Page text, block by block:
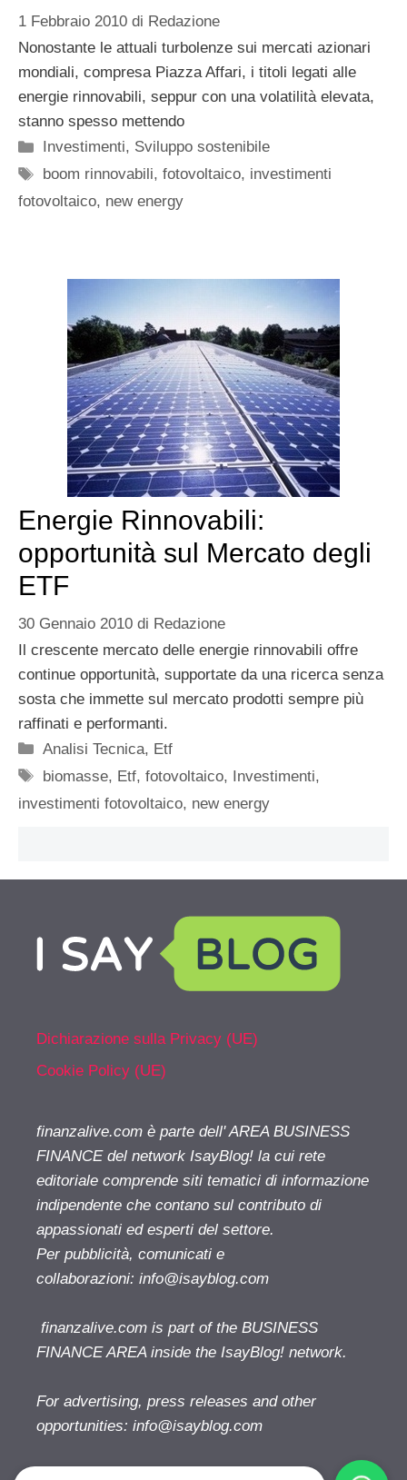
1 Febbraio 2010 di Redazione
Nonostante le attuali turbolenze sui mercati azionari
mondiali, compresa Piazza Affari, i titoli legati alle
energie rinnovabili, seppur con una volatilità elevata,
stanno spesso mettendo
Categorie
Investimenti, Sviluppo sostenibile
Tag
boom rinnovabili,fotovoltaico, investimenti
fotovoltaico, new energy
Energie Rinnovabili:
opportunità sul Mercato degli
ETF
30 Gennaio 2010 di Redazione
Il crescente mercato delle energie rinnovabili offre
continue opportunità, supportate da una ricerca senza
sosta che immette sul mercato prodotti sempre più
raffinati e performanti.
Categorie
Analisi Tecnica, Etf
Tag
biomasse, Etf,fotovoltaico, Investimenti,
investimenti fotovoltaico, new energy
Dichiarazione sulla Privacy (UE)
Cookie Policy (UE)
finanzalive.com è parte dell' AREA BUSINESS
FINANCE del network IsayBlog! la cui rete
editoriale comprende siti tematici di informazione
indipendente che contano sul contributo di
appassionati ed esperti del settore.
Per pubblicità, comunicati e
collaborazioni: info@isayblog.com
finanzalive.com is part of the BUSINESS
FINANCE AREA inside the IsayBlog! network.
For advertising, press releases and other
opportunities: info@isayblog.com